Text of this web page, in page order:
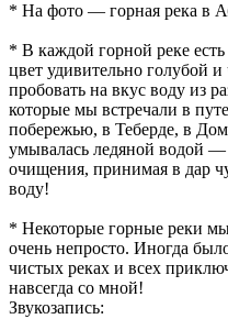
* На фото — горная река в
* В каждой горной реке
цвет удивительно голубой
пробовать на вкус воду из
которые мы встречали в
побережью, в Теберде, в
умывалась ледяной водой
очищения, принимая в дар
воду!
* Некоторые горные реки
очень непросто. Иногда
чистых реках и всех
навсегда со мной!
Звукозапись: